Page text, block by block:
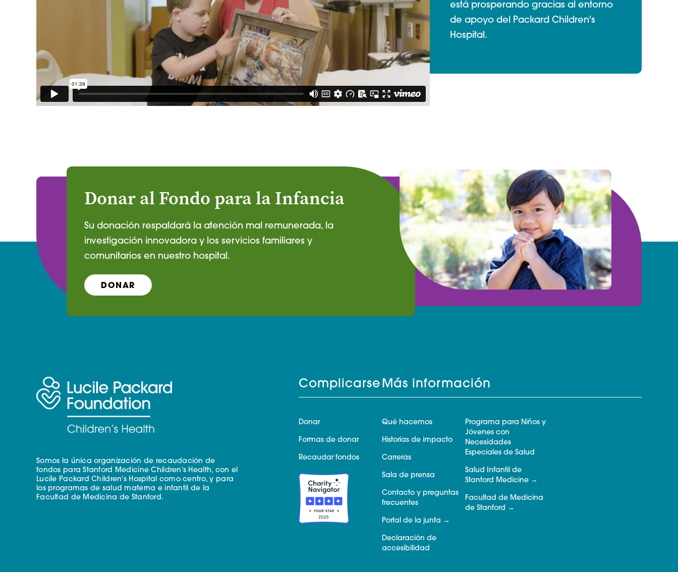
está prosperando gracias al entorno
de apoyo del Packard Children's
Hospital.
Donar al Fondo para la Infancia
Su donación respaldará la atención mal remunerada, la
investigación innovadora y los servicios familiares y
comunitarios en nuestro hospital.
DONAR
Somos la única organización de recaudación de
fondos para Stanford Medicine Children's Health, con el
Lucile Packard Children's Hospital como centro, y para
los programas de salud materna e infantil de la
Facultad de Medicina de Stanford.
Complicarse
Donar
Formas de donar
Recaudar fondos
Más información
Qué hacemos
Historias de impacto
Carreras
Sala de prensa
Contacto y preguntas
frecuentes
Portal de la junta
Declaración de
accesibilidad
Programa para Niños y
Jóvenes con
Necesidades
Especiales de Salud
Salud Infantil de
Stanford Medicine
Facultad de Medicina
de Stanford